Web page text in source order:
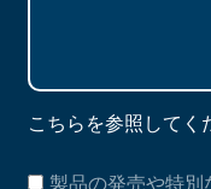
こちらを参照してく
製品の発売や特別